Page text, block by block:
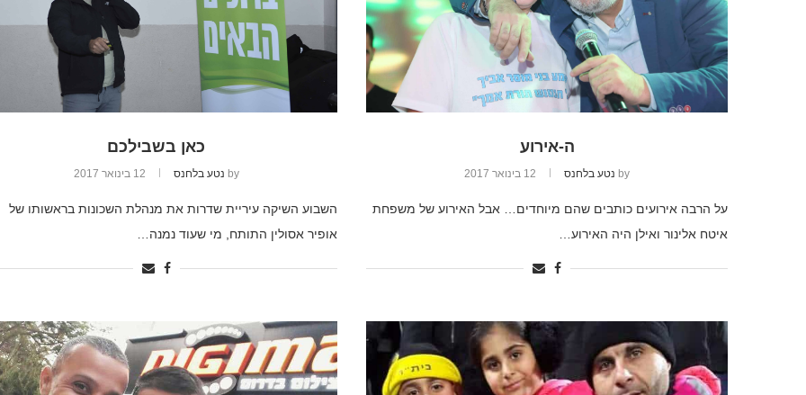
ה-אירוע
by נטע בלחנס 12 בינואר 2017
על הרבה אירועים כותבים שהם מיוחדים… אבל האירוע של משפחת
איטח אלינור ואילן היה האירוע…
כאן בשבילכם
by נטע בלחנס 12 בינואר 2017
השבוע השיקה עיריית שדרות את מנהלת השכונות בראשותו של
אופיר אסולין התותח, מי שעוד נמנה…